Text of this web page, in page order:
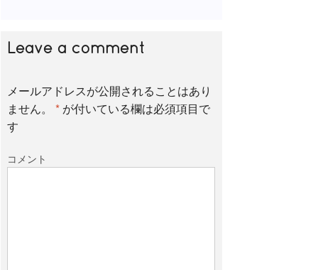
Leave a comment
メールアドレスが公開されることはあり
ません。
* が付いている欄は必須項目で
す
コメント